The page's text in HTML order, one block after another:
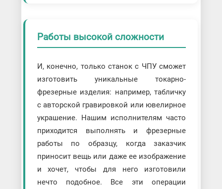
Работы высокой сложности
И, конечно, только станок с ЧПУ сможет
изготовить уникальные токарно-
фрезерные изделия: например, табличку
с авторской гравировкой или ювелирное
украшение. Нашим исполнителям часто
приходится выполнять и фрезерные
работы по образцу, когда заказчик
приносит вещь или даже ее изображение
и хочет, чтобы для него изготовили
нечто подобное. Все эти операции